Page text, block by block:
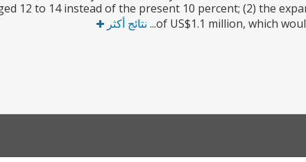
12 to 14 instead of the present 10 percent; (2) the
of US$1.1 million, which
نتائج أكثر